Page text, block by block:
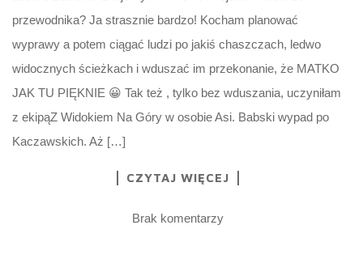
przewodnika? Ja strasznie bardzo! Kocham planować
wyprawy a potem ciągać ludzi po jakiś chaszczach, ledwo
widocznych ścieżkach i wduszać im przekonanie, że MATKO
JAK TU PIĘKNIE 😀 Tak też , tylko bez wduszania, uczyniłam
z ekipąZ Widokiem Na Góry w osobie Asi. Babski wypad po
Kaczawskich. Aż […]
CZYTAJ WIĘCEJ
Brak komentarzy